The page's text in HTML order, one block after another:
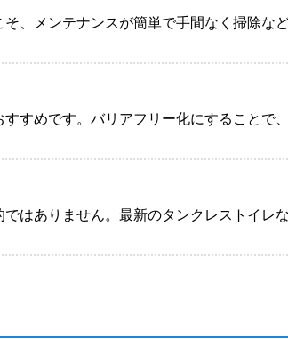
、メンテナンスが簡単で手間なく掃除な
すめです。バリアフリー化にすることで
はありません。最新のタンクレストイレ